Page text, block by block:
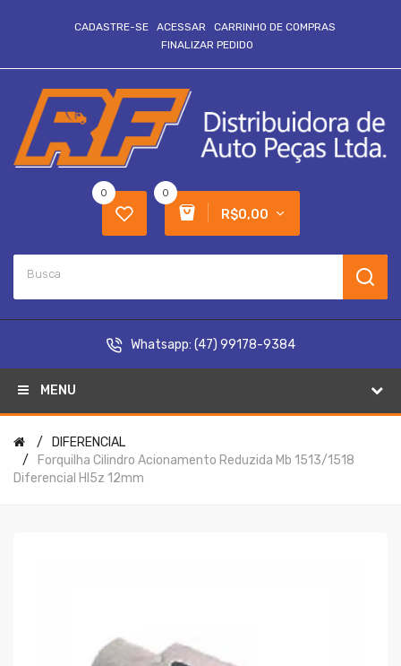
CADASTRE-SE ACESSAR
CARRINHO DE COMPRAS
FINALIZAR PEDIDO
0
R$0,00
0
Whatsapp: (47) 99178-9384
MENU
DIFERENCIAL
Forquilha Cilindro Acionamento Reduzida Mb 1513/1518
Diferencial Hl5z 12mm